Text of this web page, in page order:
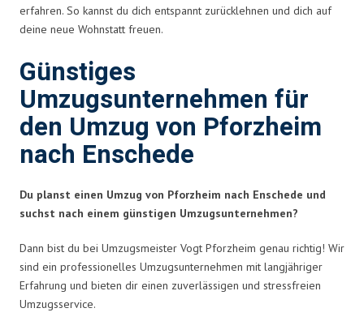
erfahren. So kannst du dich entspannt zurücklehnen und dich auf
deine neue Wohnstatt freuen.
Günstiges
Umzugsunternehmen für
den Umzug von Pforzheim
nach Enschede
Du planst einen Umzug von Pforzheim nach Enschede und
suchst nach einem günstigen Umzugsunternehmen?
Dann bist du bei Umzugsmeister Vogt Pforzheim genau richtig! Wir
sind ein professionelles Umzugsunternehmen mit langjähriger
Erfahrung und bieten dir einen zuverlässigen und stressfreien
Umzugsservice.